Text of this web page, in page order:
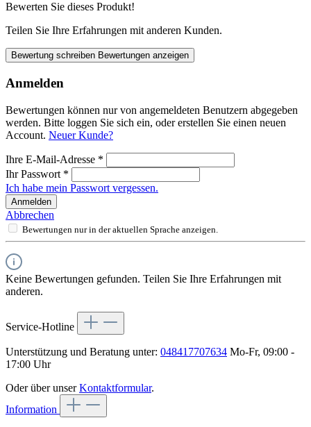
Bewerten Sie dieses Produkt!
Teilen Sie Ihre Erfahrungen mit anderen Kunden.
Bewertung schreiben Bewertungen anzeigen
Anmelden
Bewertungen können nur von angemeldeten Benutzern abgegeben
werden. Bitte loggen Sie sich ein, oder erstellen Sie einen neuen
Account. Neuer Kunde?
Ihre E-Mail-Adresse *
Ihr Passwort *
Ich habe mein Passwort vergessen.
Anmelden
Abbrechen
Bewertungen nur in der aktuellen Sprache anzeigen.
Keine Bewertungen gefunden. Teilen Sie Ihre Erfahrungen mit
anderen.
Service-Hotline
Unterstützung und Beratung unter: 048417707634 Mo-Fr, 09:00 -
17:00 Uhr
Oder über unserKontaktformular.
Information